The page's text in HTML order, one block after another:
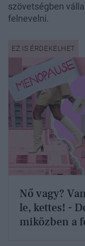
szövetségben
felnevelni.
Nő vagy?
le, kettes! -
miközben a